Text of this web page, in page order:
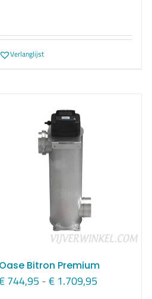
€ 794,95
Verlanglijst
Oase Bitron Premium
744,95 -€1.709,95Prijsklasse: